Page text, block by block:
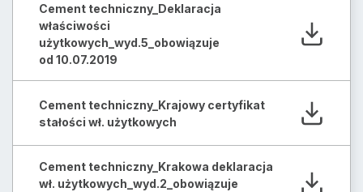
Cement techniczny_Deklaracja
właściwości
użytkowych_wyd.5_obowiązuje
od 10.07.2019
Cement techniczny_Krajowy certyfikat
stałości wł. użytkowych
Cement techniczny_Krakowa deklaracja
wł. użytkowych_wyd.2_obowiązuje